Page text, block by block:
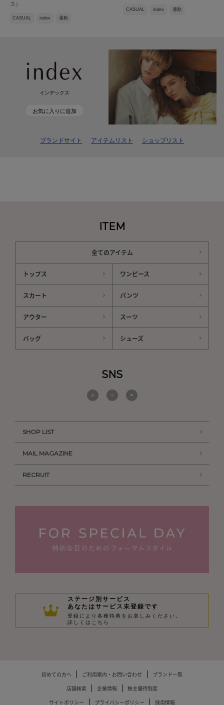
ス）
CASUAL index 通勤
CASUAL index 通勤
インデックス
お気に入りに追加
ブランドサイト アイテムリスト ショップリスト
ITEM
全てのアイテム
トップス ワンピース
スカート パンツ
アウター スーツ
バッグ シューズ
SNS
SHOP LIST
MAIL MAGAZINE
RECRUIT
ステージ別サービス
あなたはサービス未登録です
登録により各種特典をお楽しみください。
詳しくはこちら
初めての方へ ご利用案内・お問い合わせ
ブランド一覧
店舗検索
企業情報
株主優待制度
サイトポリシー
プライバシーポリシー 採用情報